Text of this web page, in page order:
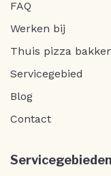
FAQ
Werken bij
Thuis pizza
Servicegebied
Blog
Contact
Servicegebieden